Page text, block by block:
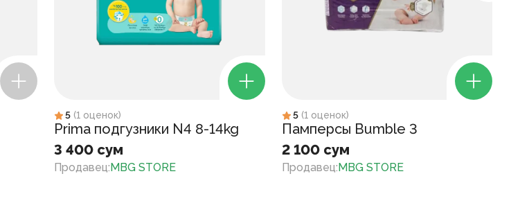
5 (1 оценок)
Prima подгузники N4 8-14kg
3 400 сум
Продавец:MBG STORE
5 (1 оценок)
Памперсы Bumble 3
2 100 сум
Продавец:MBG STORE